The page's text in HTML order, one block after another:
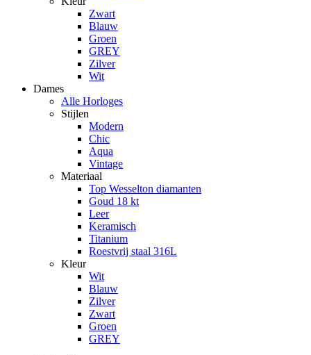
Zwart
Blauw
Groen
GREY
Zilver
Wit
Dames
Alle Horloges
Stijlen
Modern
Chic
Aqua
Vintage
Materiaal
Top Wesselton diamanten
Goud 18 kt
Leer
Keramisch
Titanium
Roestvrij staal 316L
Kleur
Wit
Blauw
Zilver
Zwart
Groen
GREY